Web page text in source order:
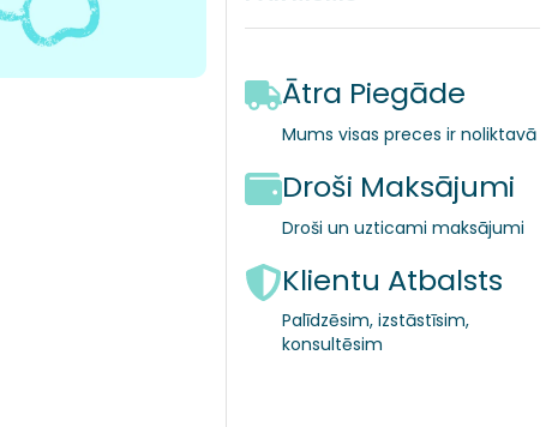
Ātra Piegāde
Mums visas preces ir noliktavā
Droši Maksājumi
Droši un uzticami maksājumi
Klientu Atbalsts
Palīdzēsim, izstāstīsim,
konsultēsim